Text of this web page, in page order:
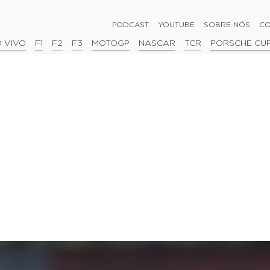
PODCAST YOUTUBE SOBRE NÓS
VIVO F1 F2 F3 MOTOGP NASCAR TCR PORSCHE